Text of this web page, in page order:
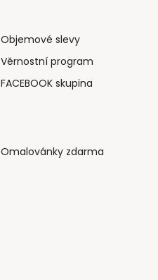
Objemové slevy
Věrnostní program
FACEBOOK skupina
Omalovánky zdarma